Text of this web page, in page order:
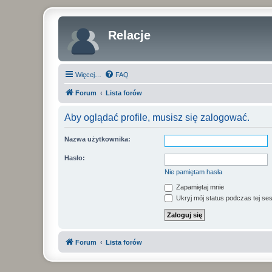
Relacje
Więcej… FAQ
Forum Lista forów
Aby oglądać profile, musisz się zalogować.
Nazwa użytkownika:
Hasło:
Nie pamiętam hasła
Zapamiętaj mnie
Ukryj mój status podczas tej
Forum Lista forów